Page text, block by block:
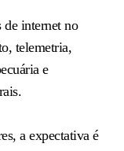
de internet no
telemetria,
e
a expectativa é